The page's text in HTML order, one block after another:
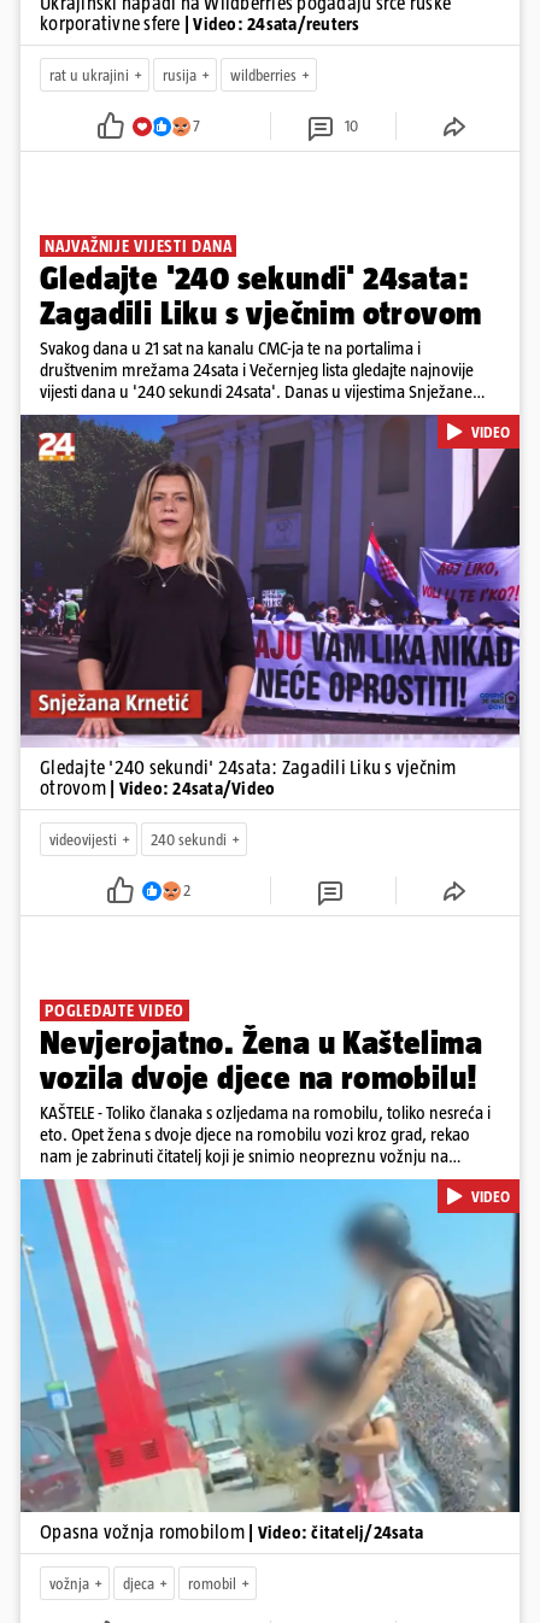
korporativne sfere
| Video: 24sata/reuters
rat u ukrajini rusija wildberries
7 10
NAJVAŽNIJE VIJESTI DANA
Gledajte '240 sekundi' 24sata:
Zagadili Liku s vječnim otrovom
Svakog dana u 21 sat na kanalu CMC-ja te na portalima i
društvenim mrežama 24sata i Večernjeg lista gledajte najnovije
vijesti dana u '240 sekundi 24sata'. Danas u vijestima Snježane
Krnetić: Lika teško zagađena s 37.000 tona opasnog otpada, Troje
poginulih u nesreći u Zagrebu, Uhićen načelnik Svetog Ivana
Žabna, Borba za život Denisa Vejzovića, Krajaču režu ovlasti: Slijedi
otkaz...
Pokretanje videa...
VIDEO
Gledajte '240 sekundi' 24sata: Zagadili Liku s vječnim
otrovom
| Video: 24sata/Video
videovijesti 240 sekundi
2
POGLEDAJTE VIDEO
Nevjerojatno. Žena u Kaštelima
vozila dvoje djece na romobilu!
KAŠTELE - Toliko članaka s ozljedama na romobilu, toliko nesreća i
eto. Opet žena s dvoje djece na romobilu vozi kroz grad, rekao
nam je zabrinuti čitatelj koji je snimio neopreznu vožnju na
romobilu u četvrtak prijepodne kroz Kaštele. Podsjetimo, mjesec i
pol od smrti dječaka (14) u Metkoviću, pad s električnog romobila
odnio je još jedan mladi život. Unatoč naporima liječnika KBC-a
Zagreb, u ponedjeljak maloljetnik je podlegao ozljedama
zadobivenima u padu s romobila.
Pokretanje videa...
VIDEO
Opasna vožnja romobilom | Video: čitatelj/24sata
vožnja djeca romobil